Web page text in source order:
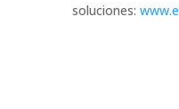
soluciones: